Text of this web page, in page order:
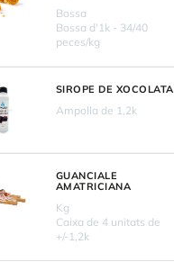
Bossa
Bossa d'1k - 34/40
peces/kg
SIROPE DE XOCOLATA
Ampolla de 1,2k
GUANCIALE
AMATRICIANA
Kg
Caixa de 4 unitats de
+/-1,2k